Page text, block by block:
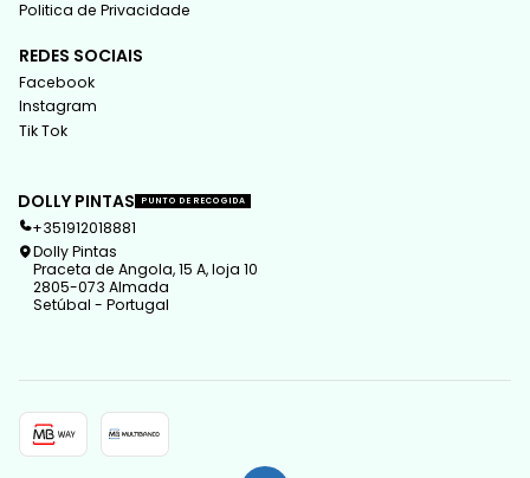
Politica de Privacidade
REDES SOCIAIS
Facebook
Instagram
Tik Tok
DOLLY PINTAS PUNTO DE RECOGIDA
+351912018881
Dolly Pintas
Praceta de Angola, 15 A, loja 10
2805-073 Almada
Setúbal - Portugal